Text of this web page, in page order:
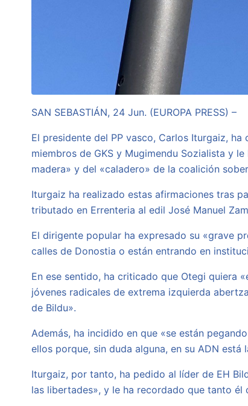
SAN SEBASTIÁN, 24 Jun. (EUROPA PRESS) –
El presidente del PP vasco, Carlos Iturgaiz,
miembros de GKS y Mugimendu Sozialista y
madera» y del «caladero» de la coalición
Iturgaiz ha realizado estas afirmaciones tras
tributado en Errenteria al edil José Manuel
El dirigente popular ha expresado su «grave
calles de Donostia o están entrando en
En ese sentido, ha criticado que Otegi quiera
jóvenes radicales de extrema izquierda
de Bildu».
Además, ha incidido en que «se están
ellos porque, sin duda alguna, en su ADN
Iturgaiz, por tanto, ha pedido al líder de EH
las libertades», y le ha recordado que tanto